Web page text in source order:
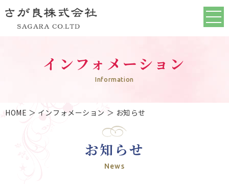
インフォメーション
Information
HOME ＞ インフォメーション ＞ お知らせ
お知らせ
News